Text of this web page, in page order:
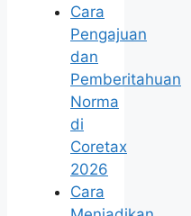
Cara
Pengajuan
dan
Pemberitahuan
Norma
di
Coretax
2026
Cara